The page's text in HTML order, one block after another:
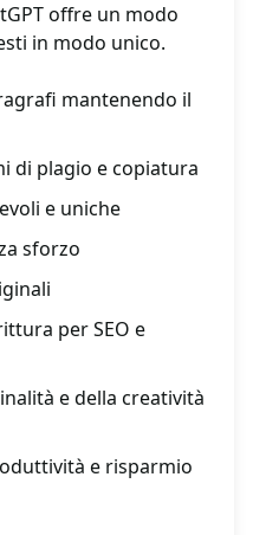
offre un modo
in modo unico.
mantenendo il
di plagio e copiatura
e uniche
sforzo
per SEO e
e della creatività
e risparmio